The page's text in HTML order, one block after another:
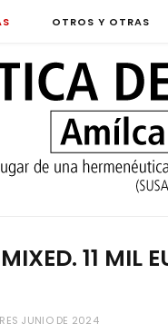
OTROS Y OTRAS
11 MIL
JUNIO DE 2024